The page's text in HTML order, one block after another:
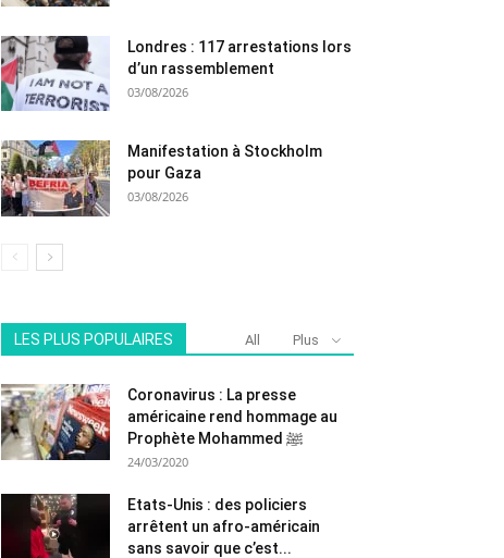
Londres : 117 arrestations lors
d’un rassemblement
03/08/2026
Manifestation à Stockholm
pour Gaza
03/08/2026
LES PLUS POPULAIRES All Plus
Coronavirus : La presse
américaine rend hommage au
Prophète Mohammed ﷺ
24/03/2020
Etats-Unis : des policiers
arrêtent un afro-américain
sans savoir que c’est...